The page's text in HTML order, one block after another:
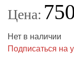
Цена:
Нет в наличии
Подписаться на